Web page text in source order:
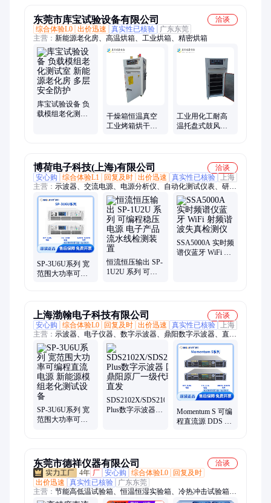
东莞市库宝试验设备有限公司
洽谈
综合体验L0 出价迅速 真实性已核验
广东东莞
主营： 新能源老化房、高温烘箱、工业烘箱、精密烘箱
库宝试验设备 负
载模组老化测试
干燥箱恒温真空
工业烤箱烘干箱
工业用化工耐高
温托盘式鼓风干
博荷电子科技(上海)有限公司
洽谈
安心购
综合体验L1 回复及时 出价迅速 真实性已核验
上海
主营： 示波器、交流电源、电源分析仪、自动化测试仪表、研发
测试示波器、台式万用表、信号发生器、频谱分析仪、网络分析
仪、实时频谱仪、波形发生器、可编程直流电源、源载模拟器、
手持矢量网络分析仪、矢量网络分析仪、函数任意波形发生器、
手持频谱分析仪、源测量单元、SSG6082A-V、数字示波器、车
载专用示波器、万用表、波形发生器信号源、鼎阳手持示波器、
台式万用表双显示
SP-3U6U系列 宽
范围大功率可编
恒流恒压输出 SP-
1U2U 系列 可编
SSA5000A 实时频
谱仪蓝牙 WiFi 射
上海渤翰电子科技有限公司
洽谈
安心购
综合体验L0 回复及时 出价迅速 真实性已核验
上海
主营： 示波器、电子仪器、数字示波器、鼎阳数字示波器、直流
电源、矢量网络分析仪、频谱分析仪、手持示波器、示波器电流
探头、交流电源系统、直流电子负载、SDS5000X、教学测量仪
器、瞬态信号捕捉仪、SDG810 信号源、可编程直流电源、固纬
线性直流电源、实验室示波器、交直流电流钳、射频谐波检测
仪、四通道示波器、经济型示波器、电子电路调试设备、存储深
度分析仪、模块化示波器
SP-3U6U系列 宽
范围大功率可编
SDS2102X/SDS2104X
Plus数字示波器
Momentum S 可编
程直流源 DDS 任
东莞市德祥仪器有限公司
洽谈
4年 厂 安心购 综合体验L0
回复及时
出价迅速
真实性已核验
广东东莞
主营： 节能高低温试验箱、恒温恒湿实验箱、冷热冲击试验箱、